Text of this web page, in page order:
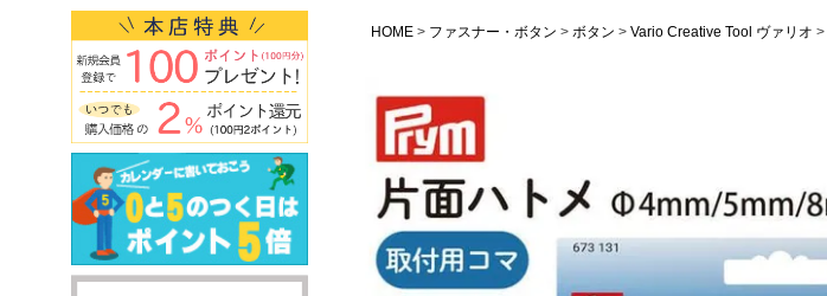
HOME ファスナー・ボタン ボタン Vario Creative Tool ヴァリオ